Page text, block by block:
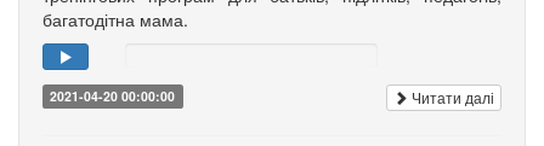
багатодітна мама.
2021-04-20 00:00:00 Читати далі